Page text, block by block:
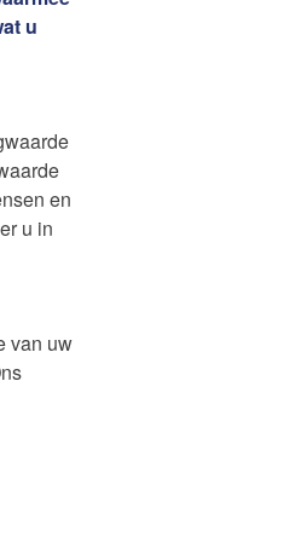
Ontvang een dinercheque!
Adviesdagen
u
en
u in
van uw